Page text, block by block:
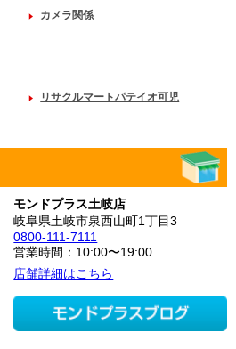
カメラ関係
リサクルマートパテイオ可児
モンドプラス土岐店
岐阜県土岐市泉西山町1丁目3
0800-111-7111
営業時間：10:00〜19:00
店舗詳細はこちら